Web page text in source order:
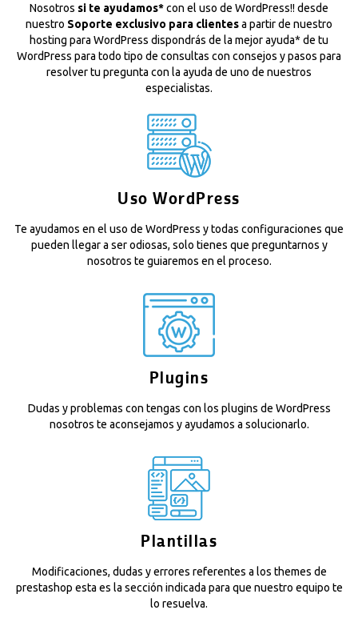
Nosotros si te ayudamos*con el uso de WordPress!! desde
nuestro Soporte exclusivo para clientesa partir de nuestro
hosting para WordPress dispondrás de la mejor ayuda* de tu
WordPress para todo tipo de consultas con consejos y pasos para
resolver tu pregunta con la ayuda de uno de nuestros
especialistas.
Uso WordPress
Te ayudamos en el uso de WordPress y todas configuraciones que
pueden llegar a ser odiosas, solo tienes que preguntarnos y
nosotros te guiaremos en el proceso.
Plugins
Dudas y problemas con tengas con los plugins de WordPress
nosotros te aconsejamos y ayudamos a solucionarlo.
Plantillas
Modificaciones, dudas y errores referentes a los themes de
prestashop esta es la sección indicada para que nuestro equipo te
lo resuelva.